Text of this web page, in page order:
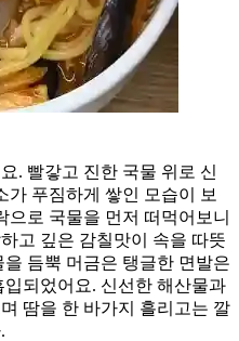
. 빨갛고 진한 국물 위로 신
가 푸짐하게 쌓인 모습이 보
로 국물을 먼저 떠먹어보니
고 깊은 감칠맛이 속을 따뜻
듬뿍 머금은 탱글한 면발은
되었어요. 신선한 해산물과
땀을 한 바가지 흘리고는 깔